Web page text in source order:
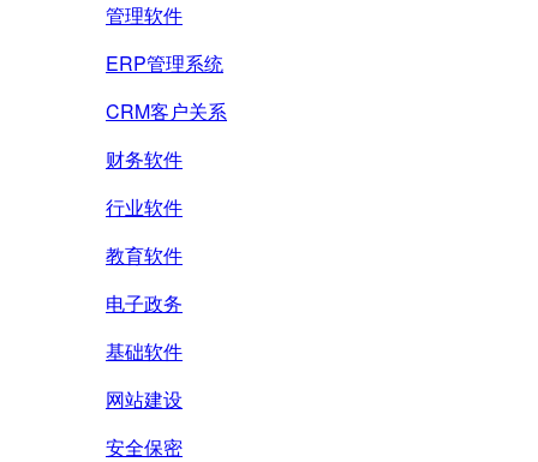
管理软件
ERP管理系统
CRM客户关系
财务软件
行业软件
教育软件
电子政务
基础软件
网站建设
安全保密